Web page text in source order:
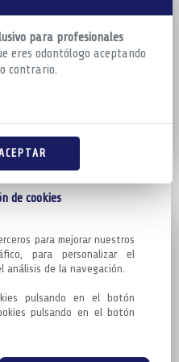
para profesionales
eres odontólogo aceptando
contrario.
de cookies
para mejorar nuestros
para personalizar el
análisis de la navegación.
pulsando en el botón
pulsando en el botón